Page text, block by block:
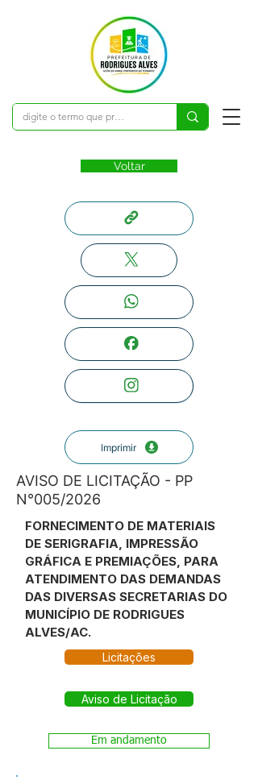
Voltar
Imprimir
AVISO DE LICITAÇÃO - PP
N°005/2026
FORNECIMENTO DE MATERIAIS
DE SERIGRAFIA, IMPRESSÃO
GRÁFICA E PREMIAÇÕES, PARA
ATENDIMENTO DAS DEMANDAS
DAS DIVERSAS SECRETARIAS DO
MUNICÍPIO DE RODRIGUES
ALVES/AC.
Licitações
Aviso de Licitação
Em andamento